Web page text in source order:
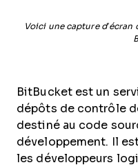
Voici une capture
BitBucket est un
dépôts de contrôle
destiné au code
développement. Il
les développeurs